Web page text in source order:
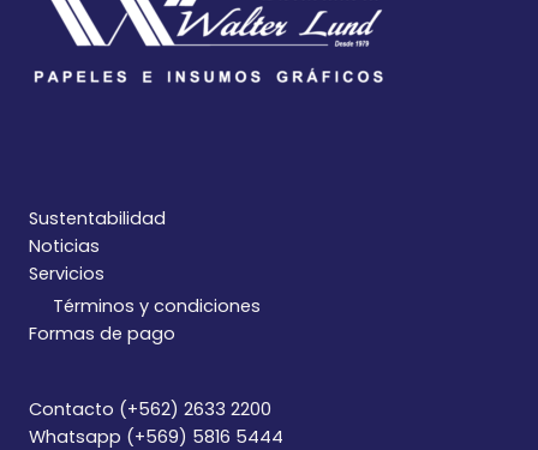
Sustentabilidad
Noticias
Servicios
Términos y condiciones
Formas de pago
Contacto (+562) 2633 2200
Whatsapp (+569) 5816 5444